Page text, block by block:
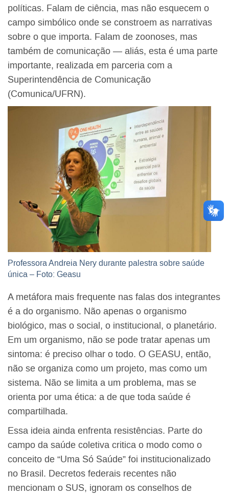
políticas. Falam de ciência, mas não esquecem o
campo simbólico onde se constroem as narrativas
sobre o que importa. Falam de zoonoses, mas
também de comunicação — aliás, esta é uma parte
importante, realizada em parceria com a
Superintendência de Comunicação
(Comunica/UFRN).
Professora Andreia Nery durante palestra sobre saúde
única – Foto: Geasu
A metáfora mais frequente nas falas dos integrantes
é a do organismo. Não apenas o organismo
biológico, mas o social, o institucional, o planetário.
Em um organismo, não se pode tratar apenas um
sintoma: é preciso olhar o todo. O GEASU, então,
não se organiza como um projeto, mas como um
sistema. Não se limita a um problema, mas se
orienta por uma ética: a de que toda saúde é
compartilhada.
Essa ideia ainda enfrenta resistências. Parte do
campo da saúde coletiva critica o modo como o
conceito de “Uma Só Saúde” foi institucionalizado
no Brasil. Decretos federais recentes não
mencionam o SUS, ignoram os conselhos de